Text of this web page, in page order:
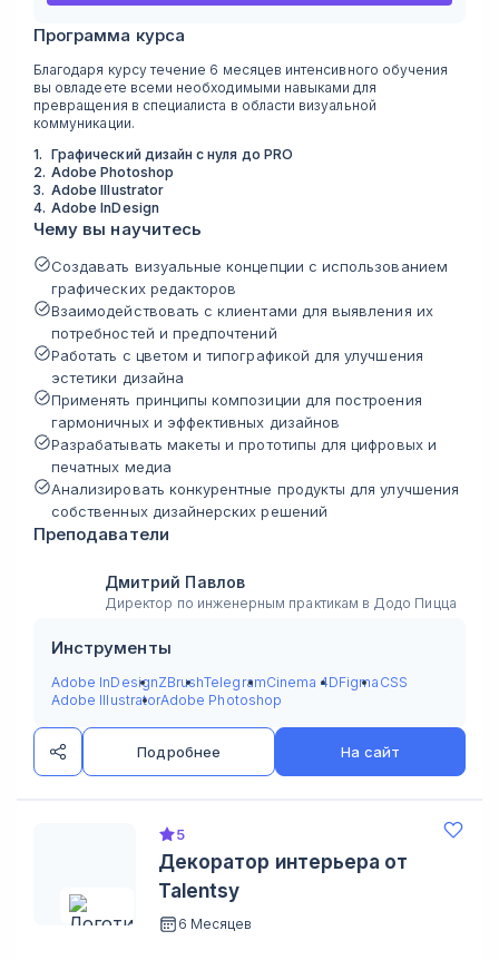
Программа курса
Благодаря курсу течение 6 месяцев интенсивного обучения
вы овладеете всеми необходимыми навыками для
превращения в специалиста в области визуальной
коммуникации.
1. Графический д изайн с нуля до PRO
2. Adobe P hot oshop
3. Ado be Illu strator
4. Adobe I nDe sign
Чему вы научитесь
Создавать визуальные концепции с использованием
графических редакторов
Взаимодействовать с клиентами для выявления их
потребностей и предпочтений
Работать с цветом и типографикой для улучшения
эстетики дизайна
Применять принципы композиции для построения
гармоничных и эффективных дизайнов
Разрабатывать макеты и прототипы для цифровых и
печатных медиа
Анализировать конкурентные продукты для улучшения
собственных дизайнерских решений
Преподаватели
Дмитрий Павлов
Директор по инженерным практикам в Додо Пицца
Инструменты
Adobe InDesignZBrushTelegramCinema 4DFigma CSS
Adobe IllustratorAdobe Photoshop
Подробнее На сайт
5
Декоратор интерьера от
Talentsy
6 Месяцев